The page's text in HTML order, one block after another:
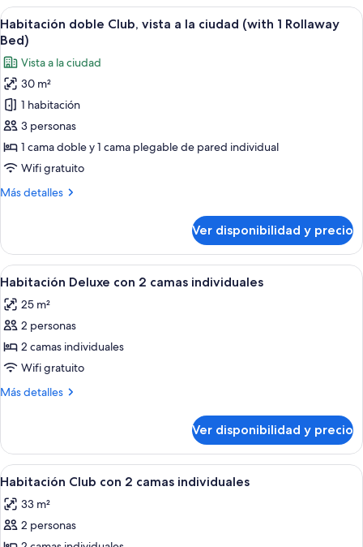
Porta
Nuova)
Ver
todas
las
fotos
de
Habitación
doble
Club,
vista
la
Rollaway
Bed)
Una habitación de hotel con una
5
Habitación doble Club, vista a la ciudad (with 1 Rollaway
Bed)
Vista a la ciudad
30 m²
1 habitación
3 personas
1 cama doble y 1 cama plegable de pared individual
Wifi gratuito
Más detalles
Más
doble
Club,
vista
la
ciudad
Rollaway
Ver disponibilidad y precio
Ver
todas
las
fotos
de
Habitación
Deluxe
camas
individuales
Una habitación de hotel con una
5
Habitación Deluxe con 2 camas individuales
25 m²
2 personas
2 camas individuales
Wifi gratuito
Más detalles
Más
Deluxe
con
2
individuales
Ver disponibilidad y precio
Ver
todas
las
fotos
Una habitación de hotel moderna
5
Habitación Club con 2 camas individuales
33 m²
2 personas